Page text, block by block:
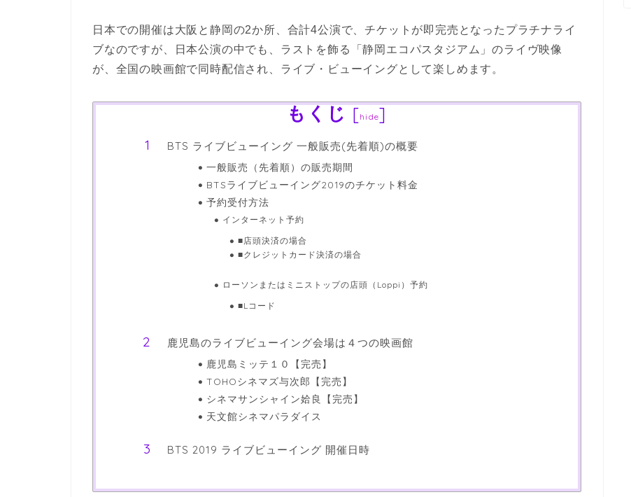
日本での開催は大阪と静岡の2か所、合計4公演で、チケットが即完売となったプラチナライ
ブなのですが、
日本公演の中でも、ラストを飾る「静岡エコパスタジアム」のライヴ映像
が、全国の映画館で同時配信され、ライブ・ビューイングとして楽しめます。
もくじ [hide]
BTS ライブビューイング 一般販売(先着順)の概要
一般販売（先着順）の販売期間
BTSライブビューイング2019のチケット料金
予約受付方法
インターネット予約
■店頭決済の場合
■クレジットカード決済の場合
ローソンまたはミニストップの店頭（Loppi）予約
■Lコード
鹿児島のライブビューイング会場は４つの映画館
鹿児島ミッテ１０【完売】
TOHOシネマズ与次郎【完売】
シネマサンシャイン姶良【完売】
天文館シネマパラダイス
BTS 2019 ライブビューイング 開催日時